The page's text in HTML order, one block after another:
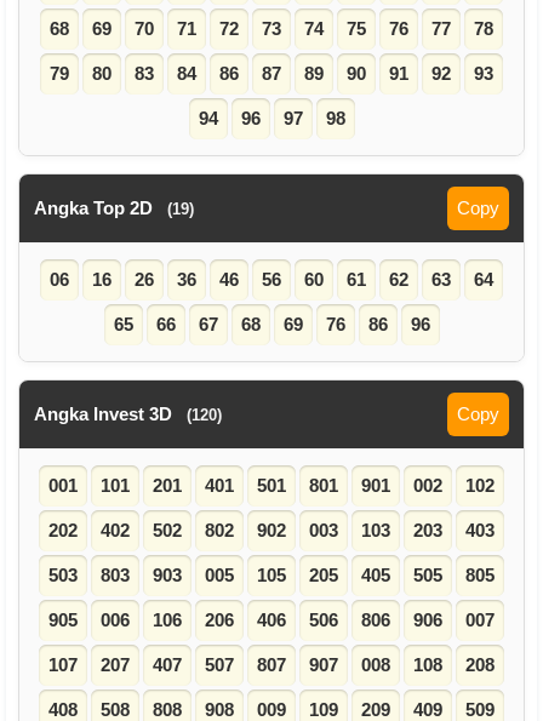
68 69 70 71 72 73 74 75 76 77 78
79 80 83 84 86 87 89 90 91 92 93
94 96 97 98
Angka Top 2D (19) Copy
06 16 26 36 46 56 60 61 62 63 64
65 66 67 68 69 76 86 96
Angka Invest 3D (120) Copy
001 101 201 401 501 801 901 002 102
202 402 502 802 902 003 103 203 403
503 803 903 005 105 205 405 505 805
905 006 106 206 406 506 806 906 007
107 207 407 507 807 907 008 108 208
408 508 808 908 009 109 209 409 509